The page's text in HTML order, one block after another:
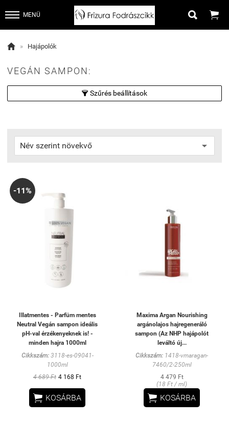
MENÜ  
 » Hajápolók
VEGÁN SAMPON:
 Szűrés beállítások
-11%
Illatmentes - Parfüm mentes
Neutral Vegán sampon ideális
pH-val érzékenyeknek is! -
minden hajra 1000ml
Cikkszám:3118-es-09041-
1000ml
4 689 Ft 4 168 Ft
 KOSÁRBA
Maxima Argan Nourishing
argánolajos hajregeneráló
sampon (Az NHP hajápolót
leváltó új...
Cikkszám: 1418-vmaragan-
7460/2-250ml
4 479 Ft
(18 Ft / ml)
 KOSÁRBA